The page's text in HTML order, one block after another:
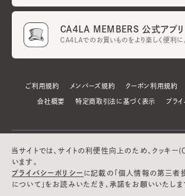
CA4LA MEMBERS 公式アプリ
CA4LAでのお買いものをより楽しく便利に。
ご利用規約 メンバーズ規約 クーポン利用規約
会社概要 特定商取引法に基づく表示 プラ
当サイトでは、サイトの利便性向上のため、クッキ
います。
プライバシーポリシー に記載の「個人情報の第三者提
について」をお読みいただき、承諾をお願いいたしま